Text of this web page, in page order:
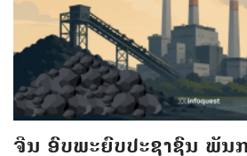
ຈີນ ອົບພະຍົບປະຊາຊົນ ພັນ